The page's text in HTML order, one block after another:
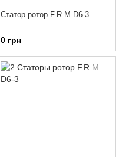
Статор ротор F.R.M D6-3
0 грн